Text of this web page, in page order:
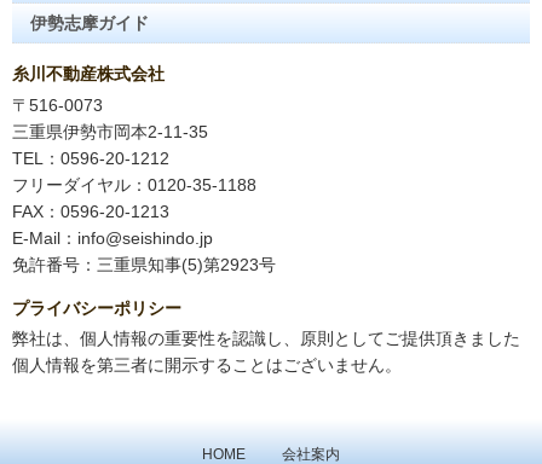
伊勢志摩ガイド
糸川不動産株式会社
〒516-0073
三重県伊勢市岡本2-11-35
TEL：0596-20-1212
フリーダイヤル：0120-35-1188
FAX：0596-20-1213
E-Mail：info@seishindo.jp
免許番号：三重県知事(5)第2923号
プライバシーポリシー
弊社は、個人情報の重要性を認識し、原則としてご提供頂きました
個人情報を第三者に開示することはございません。
HOME 会社案内